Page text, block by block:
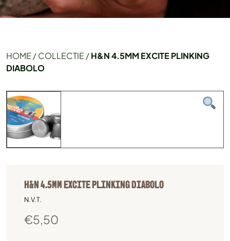
HOME /COLLECTIE /H&N 4.5MM EXCITE PLINKING
DIABOLO
H&N 4.5MM EXCITE PLINKING DIABOLO
N.V.T.
€5,50